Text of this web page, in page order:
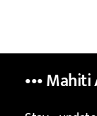
•••